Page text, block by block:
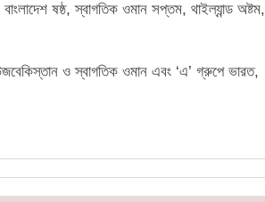
ষষ্ঠ, স্বাগতিক ওমান সপ্তম, থাইল্যান্ড অষ্টম,
উজবেকিস্তান ও স্বাগতিক ওমান এবং ‘এ’ গ্রুপে ভারত,